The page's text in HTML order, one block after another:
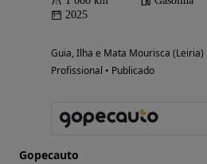
2025
Guia, Ilha e Mata Mourisca (Leiria)
Profissional • Publicado
Gopecauto